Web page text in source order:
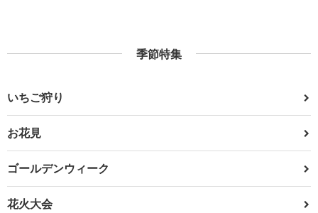
季節特集
いちご狩り
お花見
ゴールデンウィーク
花火大会